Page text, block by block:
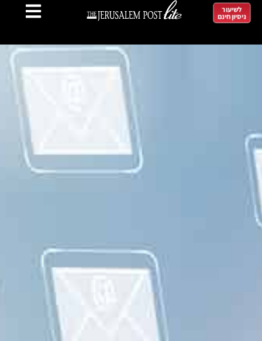
לשיעור
ניסיון חינם